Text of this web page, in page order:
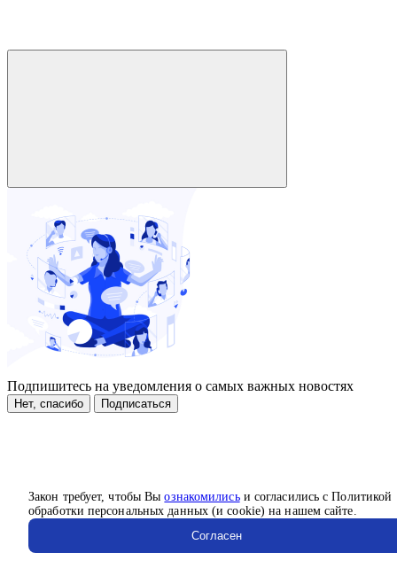
Закон требует, чтобы Выознакомилисьи согласились с Политикой
обработки персональных данных (и cookie) на нашем сайте.
Согласен
Подпишитесь на уведомления о самых важных новостях
Нет, спасибо Подписаться